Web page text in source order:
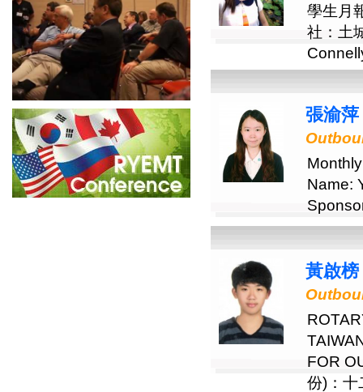
學生月
社：土
張渝萍
Name:
黃啟榜
FOR
份)：